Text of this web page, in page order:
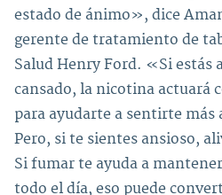
estado de ánimo», dice
gerente de tratamiento de
Salud Henry Ford. «Si estás
cansado, la nicotina actuará
para ayudarte a sentirte más
Pero, si te sientes ansioso,
Si fumar te ayuda a
todo el día, eso puede